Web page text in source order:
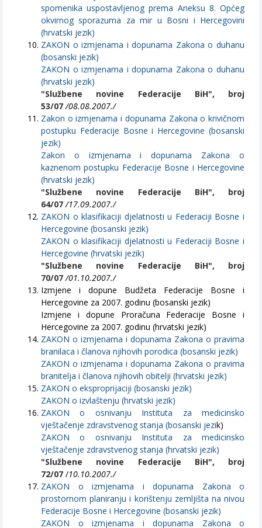
spomenika uspostavljenog prema Aneksu 8. Općeg
okvirnog sporazuma za mir u Bosni i Hercegovini
(hrvatski jezik)
ZAKON o izmjenama i dopunama Zakona o duhanu
(bosanski jezik)
ZAKON o izmjenama i dopunama Zakona o duhanu
(hrvatski jezik)
"Službene novine Federacije BiH", broj
53/07 /08.08.2007./
Zakon o izmjenama i dopunama Zakona o krivičnom
postupku Federacije Bosne i Hercegovine (bosanski
jezik)
Zakon o izmjenama i dopunama Zakona o
kaznenom postupku Federacije Bosne i Hercegovine
(hrvatski jezik)
"Službene novine Federacije BiH", broj
64/07 /17.09.2007./
ZAKON o klasifikaciji djelatnosti u Federaciji Bosne i
Hercegovine (bosanski jezik)
ZAKON o klasifikaciji djelatnosti u Federaciji Bosne i
Hercegovine (hrvatski jezik)
"Službene novine Federacije BiH", broj
70/07 /01.10.2007./
Izmjene i dopune Budžeta Federacije Bosne i
Hercegovine za 2007. godinu (bosanski jezik)
Izmjene i dopune Proračuna Federacije Bosne i
Hercegovine za 2007. godinu (hrvatski jezik)
ZAKON o izmjenama i dopunama Zakona o pravima
branilaca i članova njihovih porodica (bosanski jezik)
ZAKON o izmjenama i dopunama Zakona o pravima
branitelja i članova njihovih obitelji (hrvatski jezik)
ZAKON o eksproprijaciji (bosanski jezik)
ZAKON o izvlaštenju (hrvatski jezik)
ZAKON o osnivanju Instituta za medicinsko
vještačenje zdravstvenog stanja (bosanski jezik)
ZAKON o osnivanju Instituta za medicinsko
vještačenje zdravstvenog stanja (hrvatski jezik)
"Službene novine Federacije BiH", broj
72/07 /10.10.2007./
ZAKON o izmjenama i dopunama Zakona o
prostornom planiranju i korištenju zemljišta na nivou
Federacije Bosne i Hercegovine (bosanski jezik)
ZAKON o izmjenama i dopunama Zakona o